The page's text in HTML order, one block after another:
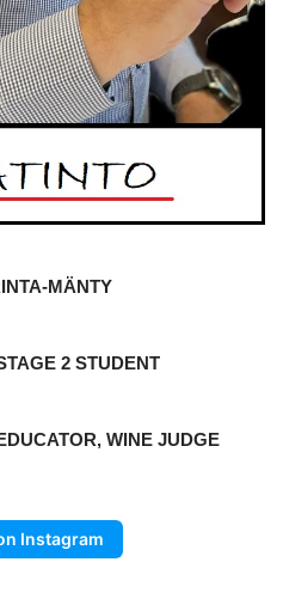
MÄNTY
2 STUDENT
WINE JUDGE
Instagram